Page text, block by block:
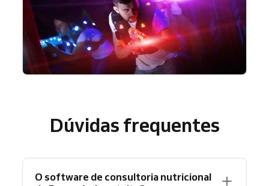
Dúvidas frequentes
O software de consultoria nutricional